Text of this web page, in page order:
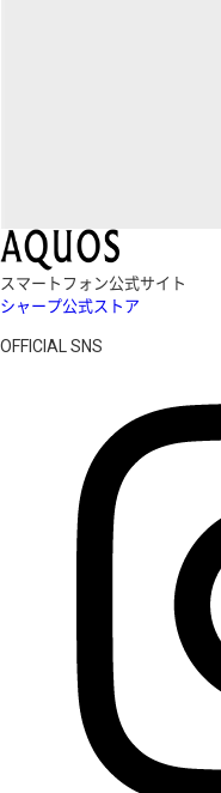
スマートフォン公式サイト
シャープ公式ストア
OFFICIAL SNS